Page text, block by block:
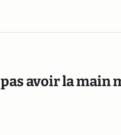
avoir la main